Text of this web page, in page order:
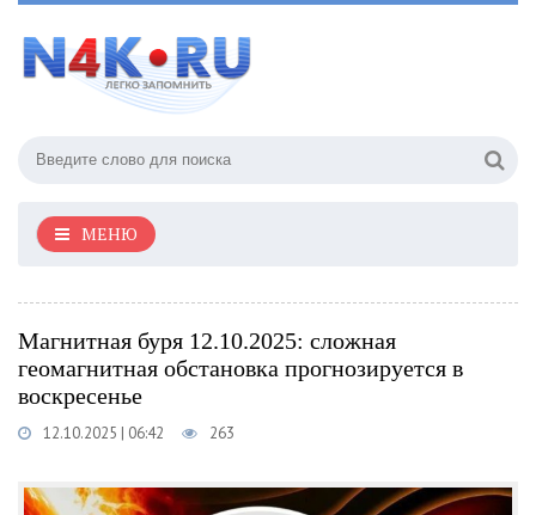
МЕНЮ
Магнитная буря 12.10.2025: сложная
геомагнитная обстановка прогнозируется в
воскресенье
12.10.2025 | 06:42 263